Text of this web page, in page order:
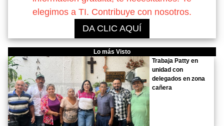
elegimos a TI. Contribuye con nosotros.
DA CLIC AQUÍ
Lo más Visto
Trabaja Patty en
unidad con
delegados en zona
cañera